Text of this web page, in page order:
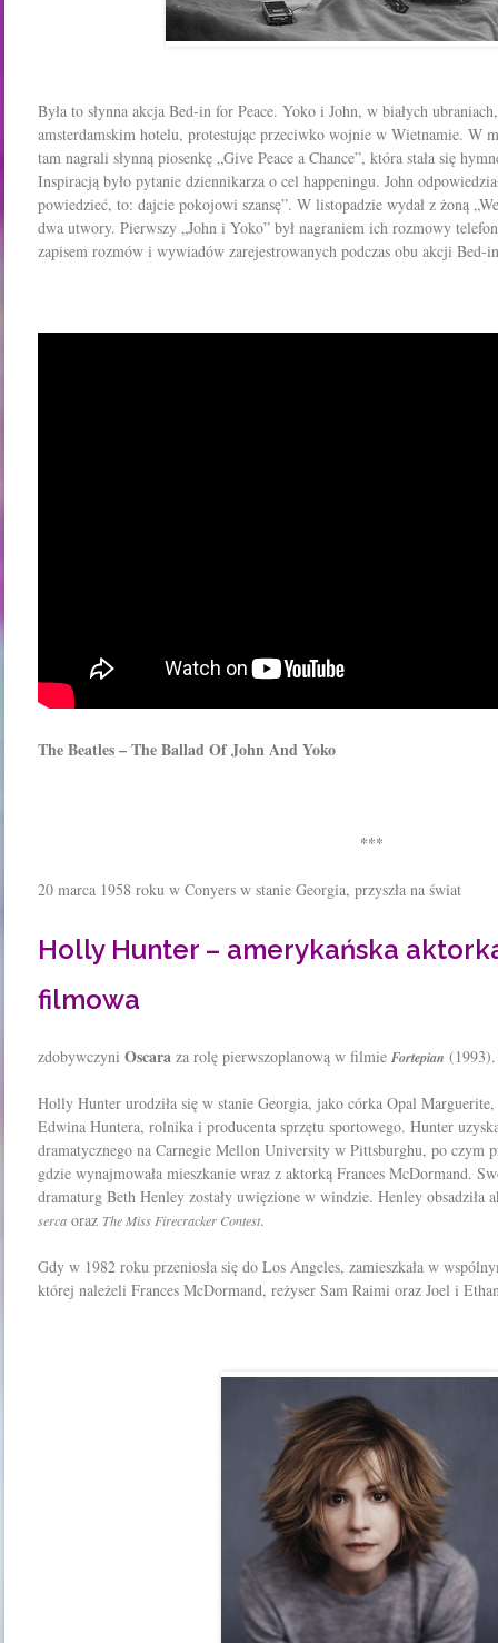
Była to słynna akcja Bed-in for Peace. Yoko i John, w białych
amsterdamskim hotelu, protestując przeciwko wojnie w Wietnamie. W
tam nagrali słynną piosenkę „Give Peace a Chance”, która stała się
Inspiracją było pytanie dziennikarza o cel happeningu. John
powiedzieć, to: dajcie pokojowi szansę”. W listopadzie wydał z żoną
dwa utwory. Pierwszy „John i Yoko” był nagraniem ich rozmowy
zapisem rozmów i wywiadów zarejestrowanych podczas obu akcji Bed-
The Beatles – The Ballad Of John And Yoko
***
20 marca 1958 roku w Conyers w stanie Georgia, przyszła na świat
Holly Hunter – amerykańska
filmowa
zdobywczyni Oscara za rolę pierwszoplanową w filmie Fortepian (1993).
Holly Hunter urodziła się w stanie Georgia, jako córka Opal
Edwina Huntera, rolnika i producenta sprzętu sportowego. Hunter
dramatycznego na Carnegie Mellon University w Pittsburghu, po czym
gdzie wynajmowała mieszkanie wraz z aktorką Frances McDormand.
dramaturg Beth Henley zostały uwięzione w windzie. Henley obsadziła
serca oraz The Miss Firecracker Contest.
Gdy w 1982 roku przeniosła się do Los Angeles, zamieszkała w
której należeli Frances McDormand, reżyser Sam Raimi oraz Joel i